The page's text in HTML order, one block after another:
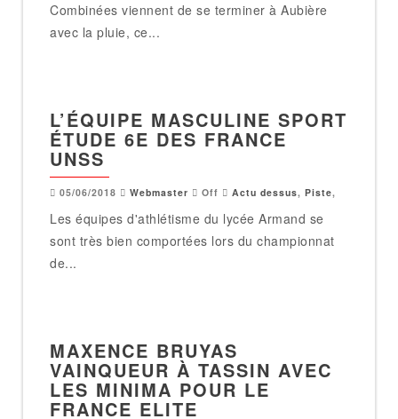
Combinées viennent de se terminer à Aubière
avec la pluie, ce...
L’ÉQUIPE MASCULINE SPORT
ÉTUDE 6E DES FRANCE
UNSS
05/06/2018 Webmaster Off Actu dessus, Piste,
Les équipes d'athlétisme du lycée Armand se
sont très bien comportées lors du championnat
de...
MAXENCE BRUYAS
VAINQUEUR À TASSIN AVEC
LES MINIMA POUR LE
FRANCE ELITE